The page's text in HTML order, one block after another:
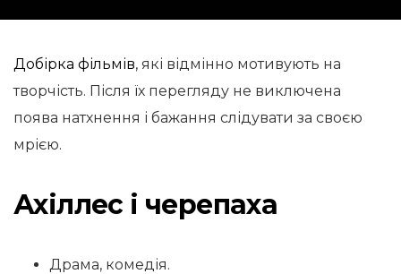
Добірка фільмів, які відмінно мотивують на
творчість. Після їх перегляду не виключена
поява натхнення і бажання слідувати за своєю
мрією.
Ахіллес і черепаха
Драма, комедія.